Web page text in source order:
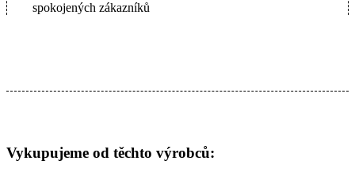
spokojených zákazníků
Vykupujeme od těchto výrobců: